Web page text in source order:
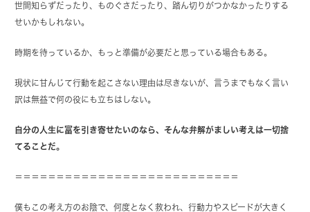
世間知らずだったり、ものぐさだったり、 踏ん切りがつかなかったりする
せいかもしれない。
時期を待っているか、もっと準備が必要だと思っている場合もある。
現状に甘んじて行動を起こさない理由は尽きないが、言うまでもなく言い
訳は無益で何の役にも立ちはしない。
自分の人生に富を引き寄せたいのなら、そんな弁解がましい考えは一切捨
てることだ。
＝＝＝＝＝＝＝＝＝＝＝＝＝＝＝＝＝＝＝＝＝＝＝＝＝＝＝
僕もこの考え方のお陰で、何度となく救われ、行動力やスピードが大きく